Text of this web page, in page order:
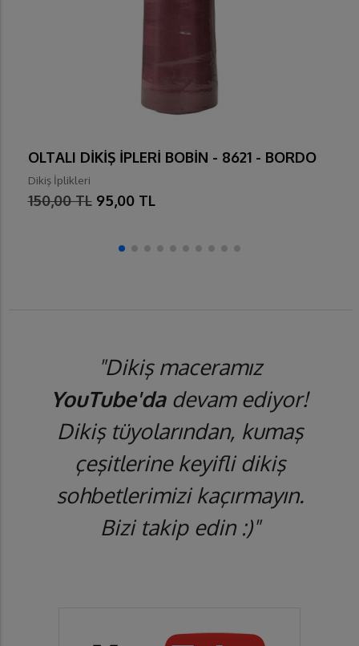
OLTALI DİKİŞ İPLERİ BOBİN - 8621 - BORDO
Dikiş İplikleri
150,00 TL 95,00 TL
"Dikiş maceramız
YouTube'dadevam ediyor!
Dikiş tüyolarından, kumaş
çeşitlerine keyifli dikiş
sohbetlerimizi kaçırmayın.
Bizi takip edin :)"